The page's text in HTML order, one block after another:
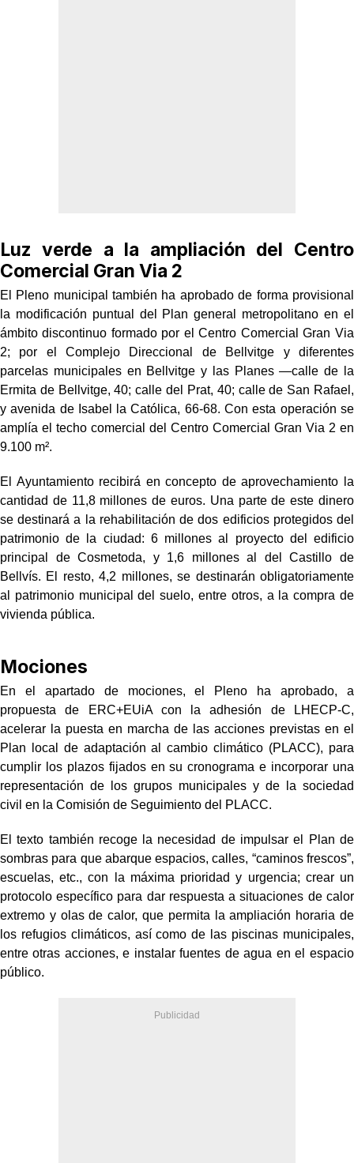
Luz verde a la ampliación del Centro
Comercial Gran Via 2
El Pleno municipal también ha aprobado de forma provisional
la modificación puntual del Plan general metropolitano en el
ámbito discontinuo formado por el Centro Comercial Gran Via
2; por el Complejo Direccional de Bellvitge y diferentes
parcelas municipales en Bellvitge y las Planes —calle de la
Ermita de Bellvitge, 40; calle del Prat, 40; calle de San Rafael,
y avenida de Isabel la Católica, 66-68. Con esta operación se
amplía el techo comercial del Centro Comercial Gran Via 2 en
9.100 m².
El Ayuntamiento recibirá en concepto de aprovechamiento la
cantidad de 11,8 millones de euros. Una parte de este dinero
se destinará a la rehabilitación de dos edificios protegidos del
patrimonio de la ciudad: 6 millones al proyecto del edificio
principal de Cosmetoda, y 1,6 millones al del Castillo de
Bellvís. El resto, 4,2 millones, se destinarán obligatoriamente
al patrimonio municipal del suelo, entre otros, a la compra de
vivienda pública.
Mociones
En el apartado de mociones, el Pleno ha aprobado, a
propuesta de ERC+EUiA con la adhesión de LHECP-C,
acelerar la puesta en marcha de las acciones previstas en el
Plan local de adaptación al cambio climático (PLACC), para
cumplir los plazos fijados en su cronograma e incorporar una
representación de los grupos municipales y de la sociedad
civil en la Comisión de Seguimiento del PLACC.
El texto también recoge la necesidad de impulsar el Plan de
sombras para que abarque espacios, calles, “caminos frescos”,
escuelas, etc., con la máxima prioridad y urgencia; crear un
protocolo específico para dar respuesta a situaciones de calor
extremo y olas de calor, que permita la ampliación horaria de
los refugios climáticos, así como de las piscinas municipales,
entre otras acciones, e instalar fuentes de agua en el espacio
público.